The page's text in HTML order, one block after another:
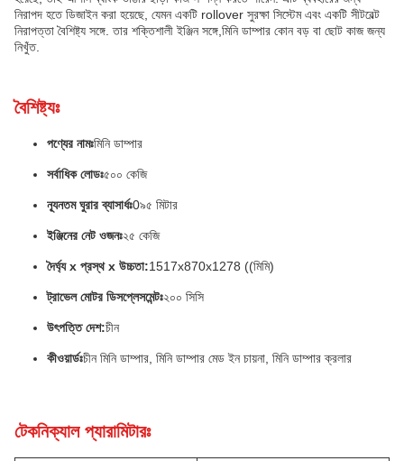
নিরাপদ হতে ডিজাইন করা হয়েছে, যেমন একটি rollover সুরক্ষা সিস্টেম এবং একটি সীটবেল্ট
নিরাপত্তা বৈশিষ্ট্য সঙ্গে. তার শক্তিশালী ইঞ্জিন সঙ্গে,মিনি ডাম্পার কোন বড় বা ছোট কাজ জন্য
নিখুঁত.
বৈশিষ্ট্যঃ
পণ্যের নামঃমিনি ডাম্পার
সর্বাধিক লোডঃ৫০০ কেজি
ন্যূনতম ঘুরার ব্যাসার্ধঃ0৯৫ মিটার
ইঞ্জিনের নেট ওজনঃ২৫ কেজি
দৈর্ঘ্য x প্রস্থ x উচ্চতা:1517x870x1278 ((মিমি)
ট্রাভেল মোটর ডিসপ্লেসমেন্টঃ২০০ সিসি
উৎপত্তি দেশ:চীন
কীওয়ার্ডঃচীন মিনি ডাম্পার, মিনি ডাম্পার মেড ইন চায়না, মিনি ডাম্পার ক্রলার
টেকনিক্যাল প্যারামিটারঃ